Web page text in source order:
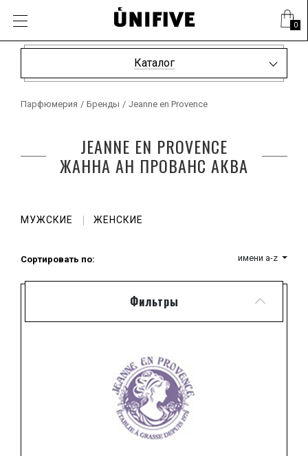
0
Каталог
Парфюмерия / Бренды / Jeanne en Provence
JEANNE EN PROVENCE
ЖАННА АН ПРОВАНС АКВА
МУЖСКИЕ ЖЕНСКИЕ
Фильтры
Сортировать по: имени a-z